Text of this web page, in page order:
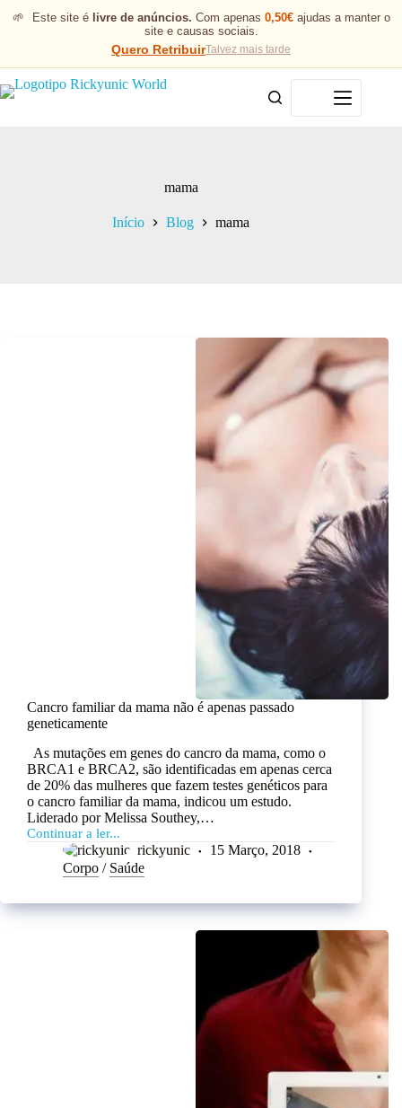
🌱 Este site é livre de anúncios. Com apenas 0,50€ajudas a manter o
site e causas sociais.
Quero RetribuirTalvez mais tarde
Menu
mama
Início Blog mama
Cancro familiar da mama não é apenas passado
geneticamente
As mutações em genes do cancro da mama, como o
BRCA1 e BRCA2, são identificadas em apenas cerca
de 20% das mulheres que fazem testes genéticos para
o cancro familiar da mama, indicou um estudo.
Liderado por Melissa Southey,…
Continuar a ler...
rickyunic
15 Março, 2018
Corpo / Saúde